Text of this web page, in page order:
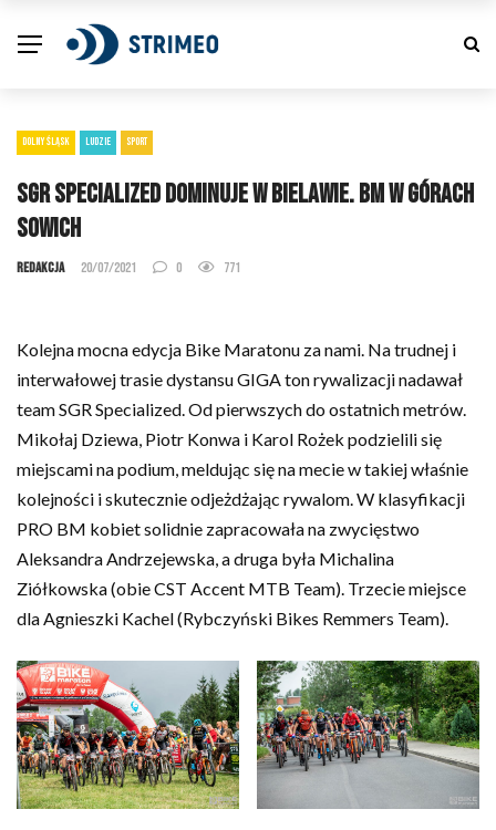
DOLNY ŚLĄSK LUDZIE SPORT
SGR Specialized dominuje w Bielawie. BM w Górach
Sowich
Redakcja 20/07/2021 0 771
Kolejna mocna edycja Bike Maratonu za nami. Na trudnej i
interwałowej trasie dystansu GIGA ton rywalizacji nadawał
team SGR Specialized. Od pierwszych do ostatnich metrów.
Mikołaj Dziewa, Piotr Konwa i Karol Rożek podzielili się
miejscami na podium, meldując się na mecie w takiej właśnie
kolejności i skutecznie odjeżdżając rywalom. W klasyfikacji
PRO BM kobiet solidnie zapracowała na zwycięstwo
Aleksandra Andrzejewska, a druga była Michalina
Ziółkowska (obie CST Accent MTB Team). Trzecie miejsce
dla Agnieszki Kachel (Rybczyński Bikes Remmers Team).